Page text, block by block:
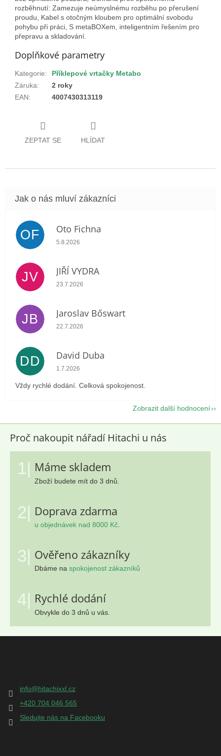
rozběhnutí: Zamezuje neúmyslnému rozběhu po přerušení
proudu, Kabel s otočným kloubem pro optimální svobodu
pohybu při práci, S metaBOXem, inteligentním řešením pro
přepravu a skladování.
Doplňkové parametry
Kategorie:
Příklepové vrtačky Metabo
Záruka:
2 roky
EAN: 4007430313119
ZEPTAT SE HLÍDAT
OF Oto Fichna
Hodnocení obchodu je 5 z 5 hvězdiček.
5.8.2026
JV JIŘÍ VYDRA
Hodnocení obchodu je 5 z 5 hvězdiček.
23.7.2026
JB Jaroslav Bőswart
Hodnocení obchodu je 5 z 5 hvězdiček.
22.7.2026
DD David Duba
Hodnocení obchodu je 5 z 5 hvězdiček.
1.7.2026
Vždy rychlé dodání. Celková spokojenost.
Zobrazit další hodnocení
Proč nakoupit nářadí Hitachi u nás
1| Máme skladem
Zboží budete mít do 3 dnů.
2| Doprava zdarma
u objednávek nad 8000 Kč.
3| Ověřeno zákazníky
Dbáme na spokojenost zákazníků
4| Rychlé dodání
Obvykle do 3 dnů u vás.
Z
info@hitachixxl.cz
+420 704 046 565
Sledujte nás na Facebooku